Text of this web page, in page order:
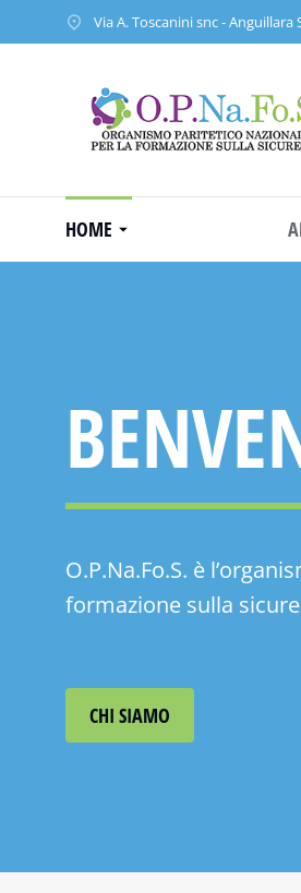
Via A. Toscanini snc - Anguillara
HOME
O.P.Na.Fo.S. è
formazione sulla
CHI SIAMO